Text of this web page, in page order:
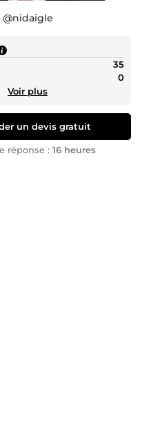
@nidaigle
35
0
Voir plus
un devis gratuit
réponse : 16 heures